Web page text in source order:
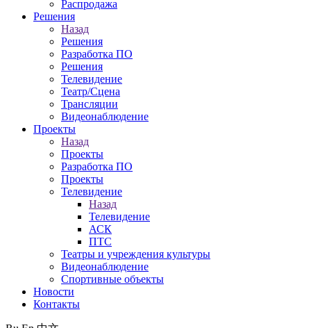
Распродажа
Решения
Назад
Решения
Разработка ПО
Решения
Телевидение
Театр/Сцена
Трансляции
Видеонаблюдение
Проекты
Назад
Проекты
Разработка ПО
Проекты
Телевидение
Назад
Телевидение
АСК
ПТС
Театры и учреждения культуры
Видеонаблюдение
Спортивные объекты
Новости
Контакты